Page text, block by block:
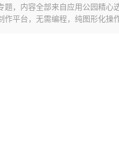
，内容全部来自应用公园精心
平台，无需编程，纯图形化操